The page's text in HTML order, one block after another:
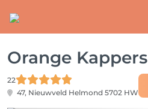
Orange Kappers
22
47, Nieuwveld Helmond 5702 HW